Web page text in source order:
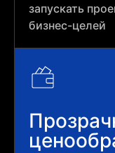
запускать
бизнес-целей